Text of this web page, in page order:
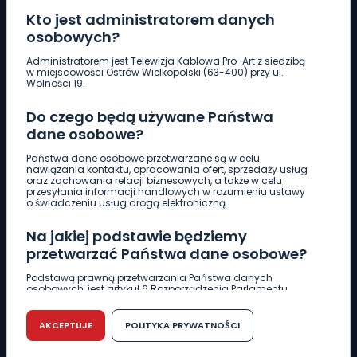
Kto jest administratorem danych
osobowych?
Administratorem jest Telewizja Kablowa Pro-Art z siedzibą
w miejscowości Ostrów Wielkopolski (63-400) przy ul.
Wolności 19.
Do czego będą używane Państwa
dane osobowe?
Państwa dane osobowe przetwarzane są w celu
nawiązania kontaktu, opracowania ofert, sprzedaży usług
oraz zachowania relacji biznesowych, a także w celu
przesyłania informacji handlowych w rozumieniu ustawy
o świadczeniu usług drogą elektroniczną.
Na jakiej podstawie będziemy
przetwarzać Państwa dane osobowe?
Podstawą prawną przetwarzania Państwa danych
osobowych, jest artykuł 6 Rozporządzenia Parlamentu
r. w sprawie ochrony osób fizycznych w związku z
przetwarzaniem danych osobowych w sprawie
swobodnego przepływu takich danych oraz uchylenia
dyrektywy 95/46/WE (RODO).
AKCEPTUJE POLITYKA PRYWATNOŚCI
Pobierz logotyp
661 997 997
REDAKCJA
62 735 22 22redakcja@wlkp24.info
DZIAŁ REKLAMY
62 735 01 85 reklama@wlkp24.info
WIADOMOŚCI
CIEKAWOSTKI